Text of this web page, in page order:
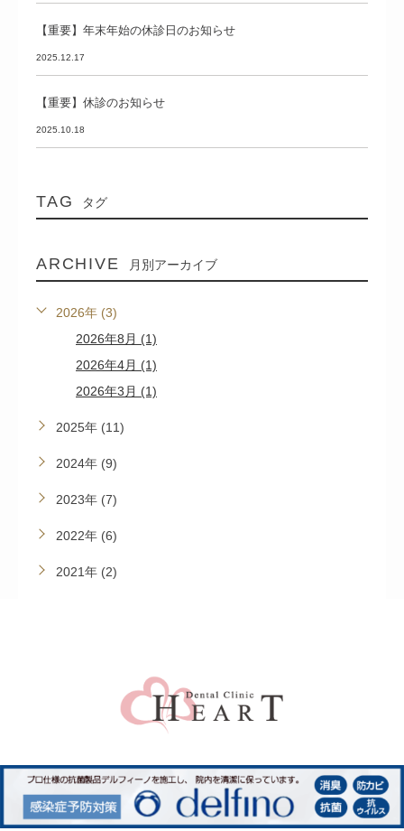
【重要】年末年始の休診日のお知らせ
2025.12.17
【重要】休診のお知らせ
2025.10.18
TAG タグ
ARCHIVE 月別アーカイブ
2026年 (3)
2026年8月 (1)
2026年4月 (1)
2026年3月 (1)
2025年 (11)
2024年 (9)
2023年 (7)
2022年 (6)
2021年 (2)